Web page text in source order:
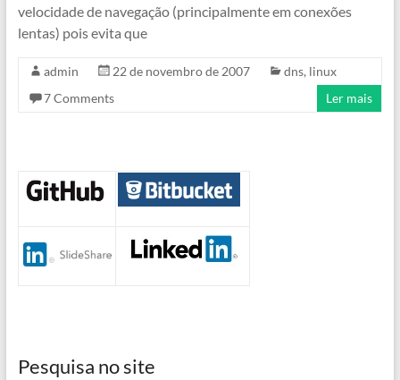
velocidade de navegação (principalmente em conexões
lentas) pois evita que
admin 22 de novembro de 2007 dns, linux
7 Comments
Ler mais
Pesquisa no site